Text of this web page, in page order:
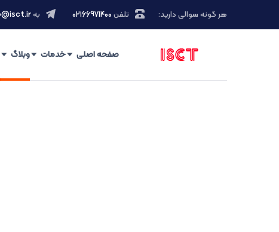
هر گونه سوالی دارید: تلفن ۰۲۱66971400 به
صفحه اصلی خدمات وبلاگ